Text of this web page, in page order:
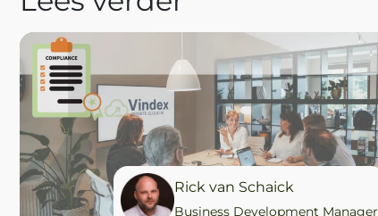
Rick van Schaick
Business Development Manager